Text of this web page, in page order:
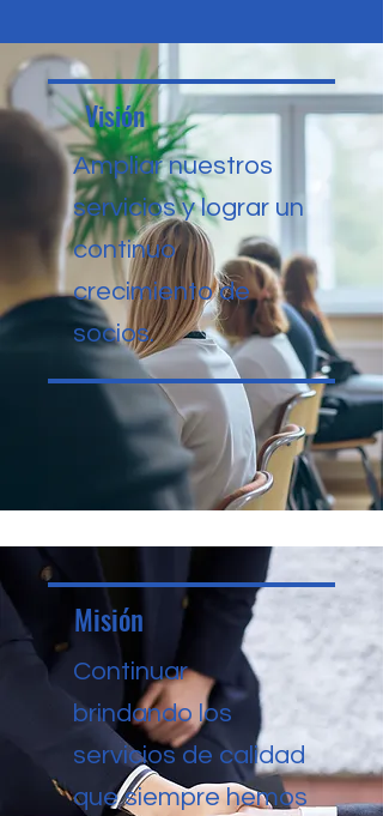
Visión
Ampliar nuestros
servicios y lograr un
continuo
crecimiento de
socios.
Misión
Continuar
brindando los
servicios de calidad
que siempre hemos